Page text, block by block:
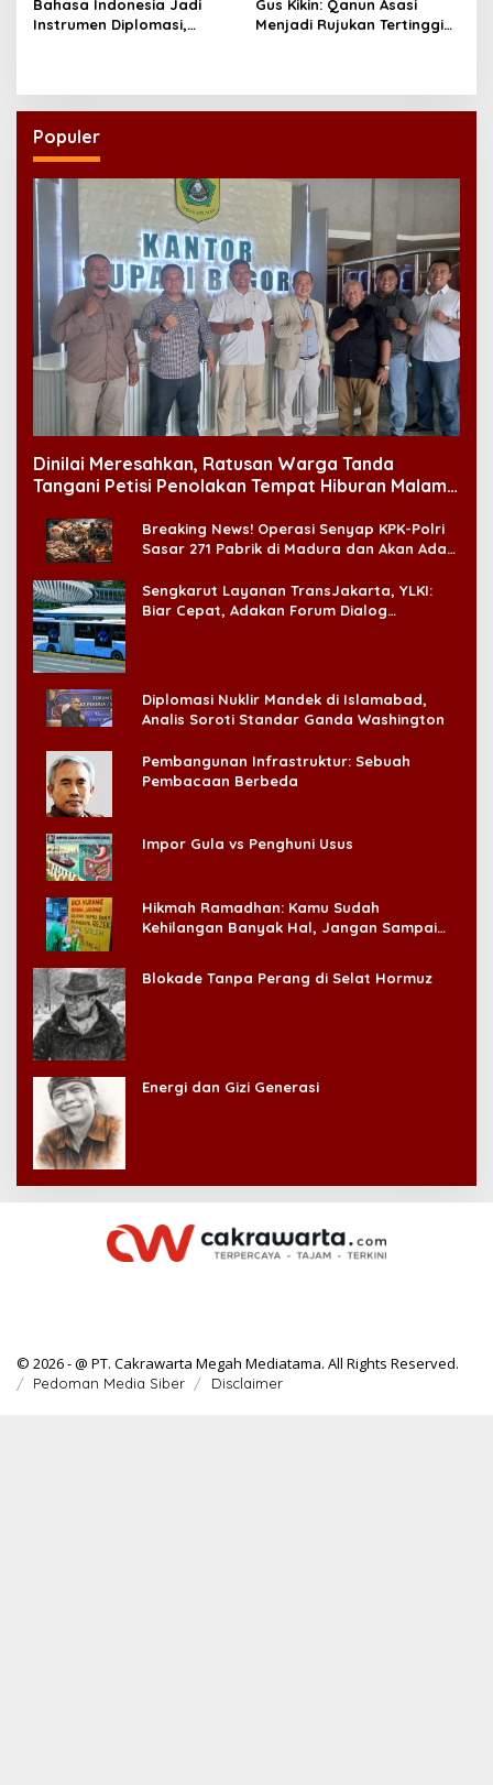
Bahasa Indonesia Jadi
Instrumen Diplomasi,
Gus Kikin: Qanun Asasi
Menjadi Rujukan Tertinggi
Populer
Dinilai Meresahkan, Ratusan Warga Tanda
Tangani Petisi Penolakan Tempat Hiburan Malam
Breaking News! Operasi Senyap KPK-Polri
Sasar 271 Pabrik di Madura dan Akan Ada
Sengkarut Layanan TransJakarta, YLKI:
Biar Cepat, Adakan Forum Dialog
Diplomasi Nuklir Mandek di Islamabad,
Analis Soroti Standar Ganda Washington
Pembangunan Infrastruktur: Sebuah
Pembacaan Berbeda
Impor Gula vs Penghuni Usus
Hikmah Ramadhan: Kamu Sudah
Kehilangan Banyak Hal, Jangan Sampai
Blokade Tanpa Perang di Selat Hormuz
Energi dan Gizi Generasi
© 2026 - @ PT. Cakrawarta Megah Mediatama. All Rights Reserved.
Pedoman Media Siber Disclaimer